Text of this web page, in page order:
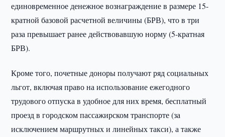
единовременное денежное вознаграждение в размере 15-
кратной базовой расчетной величины (БРВ), что в три
раза превышает ранее действовавшую норму (5-кратная
БРВ).
Кроме того, почетные доноры получают ряд социальных
льгот, включая право на использование ежегодного
трудового отпуска в удобное для них время, бесплатный
проезд в городском пассажирском транспорте (за
исключением маршрутных и линейных такси), а также